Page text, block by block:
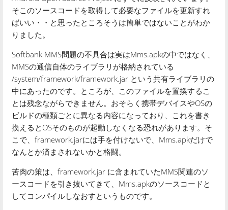
そこのソースコードを取得して必要なファイルを更新すれ
ばいい・・と思ったところそうは簡単ではないことがわか
りました。
Softbank MMS問題の不具合は実はMms.apkの中ではなく、
MMSの通信自体のライブラリが格納されている
/system/framework/framework.jar という共有ライブラリの
中にあったのです。ところが、このファイルを置換するこ
とは残念ながらできません。おそらく携帯デバイスやOSの
ビルドの種類ごとに異なる内容になっており、これを書き
換えるとOSそのものが起動しなくなる恐れがあります。そ
こで、framework.jarには手を付けないで、Mms.apkだけで
なんとか済まされないかと格闘。
苦肉の策は、framework.jar に含まれていたMMS関連のソ
ースコードを引き抜いてきて、Mms.apkのソースコードと
してコンパイルしなおすというものです。